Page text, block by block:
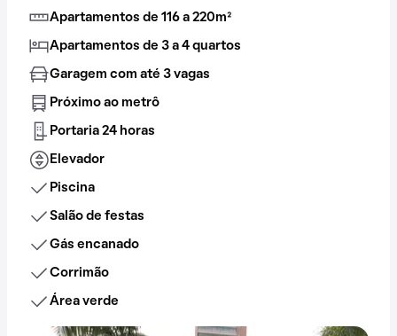
Apartamentos de 116 a 220m²
Apartamentos de 3 a 4 quartos
Garagem com até 3 vagas
Próximo ao metrô
Portaria 24 horas
Elevador
Piscina
Salão de festas
Gás encanado
Corrimão
Área verde